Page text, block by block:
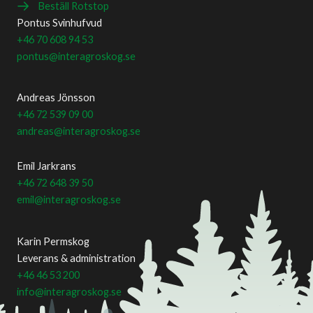
Beställ Rotstop
Pontus Svinhufvud
+46 70 608 94 53
pontus@interagroskog.se
Andreas Jönsson
+46 72 539 09 00
andreas@interagroskog.se
Emil Jarkrans
+46 72 648 39 50
emil@interagroskog.se
Karin Permskog
Leverans & administration
+46 46 53 200
info@interagroskog.se